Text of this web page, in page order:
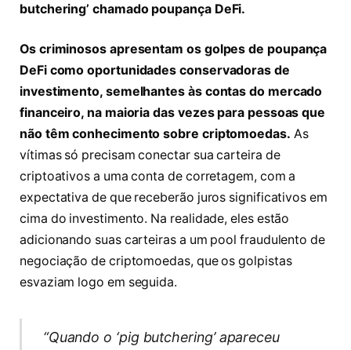
butchering’ chamado poupança DeFi.
Os criminosos apresentam os golpes de poupança
DeFi como oportunidades conservadoras de
investimento, semelhantes às contas do mercado
financeiro, na maioria das vezes para pessoas que
não têm conhecimento sobre criptomoedas. As
vítimas só precisam conectar sua carteira de
criptoativos a uma conta de corretagem, com a
expectativa de que receberão juros significativos em
cima do investimento. Na realidade, eles estão
adicionando suas carteiras a um pool fraudulento de
negociação de criptomoedas, que os golpistas
esvaziam logo em seguida.
“Quando o ‘pig butchering’ apareceu